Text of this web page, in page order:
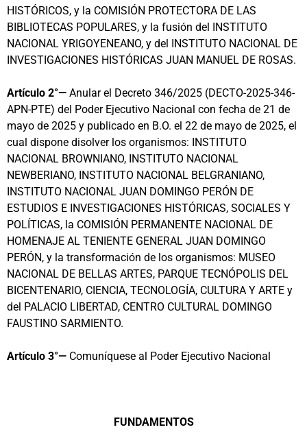
HISTÓRICOS, y la COMISIÓN PROTECTORA DE LAS
BIBLIOTECAS POPULARES, y la fusión del INSTITUTO
NACIONAL YRIGOYENEANO, y del INSTITUTO NACIONAL DE
INVESTIGACIONES HISTÓRICAS JUAN MANUEL DE ROSAS.
Artículo 2°— Anular el Decreto 346/2025 (DECTO-2025-346-
APN-PTE) del Poder Ejecutivo Nacional con fecha de 21 de
mayo de 2025 y publicado en B.O. el 22 de mayo de 2025, el
cual dispone disolver los organismos: INSTITUTO
NACIONAL BROWNIANO, INSTITUTO NACIONAL
NEWBERIANO, INSTITUTO NACIONAL BELGRANIANO,
INSTITUTO NACIONAL JUAN DOMINGO PERÓN DE
ESTUDIOS E INVESTIGACIONES HISTÓRICAS, SOCIALES Y
POLÍTICAS, la COMISIÓN PERMANENTE NACIONAL DE
HOMENAJE AL TENIENTE GENERAL JUAN DOMINGO
PERÓN, y la transformación de los organismos: MUSEO
NACIONAL DE BELLAS ARTES, PARQUE TECNÓPOLIS DEL
BICENTENARIO, CIENCIA, TECNOLOGÍA, CULTURA Y ARTE y
del PALACIO LIBERTAD, CENTRO CULTURAL DOMINGO
FAUSTINO SARMIENTO.
Artículo 3°— Comuníquese al Poder Ejecutivo Nacional
FUNDAMENTOS